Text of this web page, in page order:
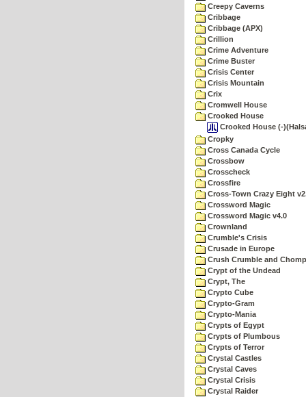
Creepy Caverns
Cribbage
Cribbage (APX)
Crillion
Crime Adventure
Crime Buster
Crisis Center
Crisis Mountain
Crix
Cromwell House
Crooked House
Crooked House (-
Cropky
Cross Canada Cycle
Crossbow
Crosscheck
Crossfire
Cross-Town Crazy Eight
Crossword Magic
Crossword Magic v4.0
Crownland
Crumble's Crisis
Crusade in Europe
Crush Crumble and Chomp
Crypt of the Undead
Crypt, The
Crypto Cube
Crypto-Gram
Crypto-Mania
Crypts of Egypt
Crypts of Plumbous
Crypts of Terror
Crystal Castles
Crystal Caves
Crystal Crisis
Crystal Raider